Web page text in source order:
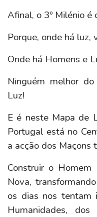
Afinal, o 3º Milénio é
Porque, onde há luz,
Onde há Homens e
Ninguém melhor
Luz!
E é neste Mapa de
Portugal está no
a acção dos Maçons
Construir o Homem
Nova,
os dias nos tentam
Humanidades,